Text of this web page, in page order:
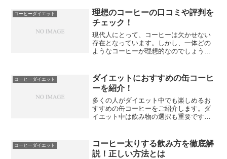
ります。まず、カフェイン摂取のタイミ
ングが重要です。コーヒー...
コーヒーダイエット
理想のコーヒーの口コミや評判を
チェック！
現代人にとって、コーヒーは欠かせない
存在となっています。しかし、一体どの
ようなコーヒーが理想的なのでしょう
します。まず、理想のコーヒーとは一体
何なのでしょうか？香り高く...
コーヒーダイエット
ダイエットにおすすめの缶コーヒ
ーを紹介！
多くの人がダイエット中でも楽しめるお
すすめの缶コーヒーをご紹介します。ダ
イエット中は飲み物の選択も重要です
カロリーなど、ダイエットに配慮した缶
コーヒーが豊富にあります。...
コーヒーダイエット
コーヒー太りする飲み方を徹底解
説！正しい方法とは